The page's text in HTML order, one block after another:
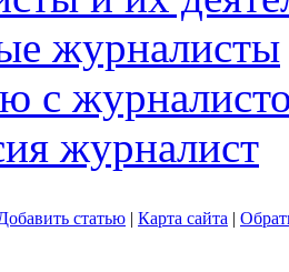
журналисты
с
журналист
статью | Карта сайта |